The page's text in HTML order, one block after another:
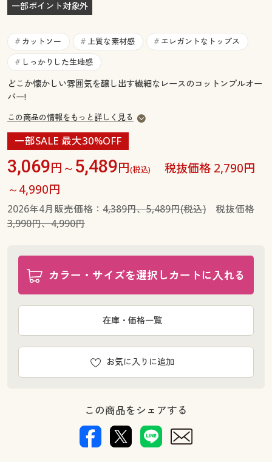
お気に入り
サポート
ご利用ガイド
よくある質問とお問い合わせ
よくある質問とお問い合わせ
一部ポイント対象外
# カットソー # 上質な素材感 # エレガントなトップス
# しっかりした生地感
どこか懐かしい雰囲気を醸し出す繊細なレースのコットンプルオー
バー!
この商品の情報をもっと詳しく見る
一部SALE 最大30%OFF
3,069円～ 5,489円(税込)
税抜価格 2,790円
～4,990円
2026年4月販売価格： 4,389円、5,489円(税込)税抜価格
3,990円、4,990円
カラー・サイズを選択しカートに入れる
お気に入りに追加
在庫・価格一覧
この商品をシェアする